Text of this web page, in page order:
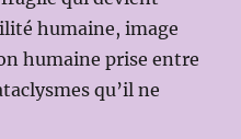
humaine, image
humaine prise entre
qu’il ne